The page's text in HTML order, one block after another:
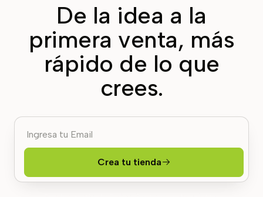
De la idea a la
primera venta, más
rápido de lo que
crees.
Crea tu tienda